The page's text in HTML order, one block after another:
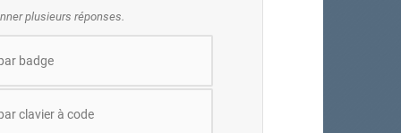
plusieurs réponses.
badge
clavier à code